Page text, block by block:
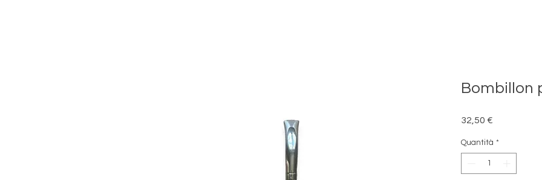
Bombillon
32,50 €
Quantità *